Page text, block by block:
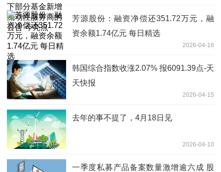
芳源股份：融资净偿还351.72万元，融
资余额1.74亿元 每日精选
2026-04-16
韩国综合指数收涨2.07% 报6091.39点-天
天快报
2026-04-15
去年的事不提了，4月18日见
2026-04-10
一季度私募产品备案数量激增逾六成 股